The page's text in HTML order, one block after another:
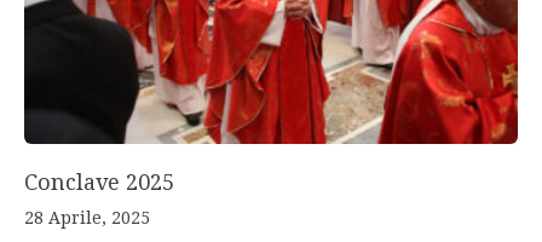
Conclave 2025
28 Aprile, 2025